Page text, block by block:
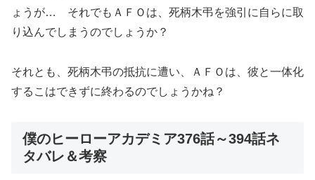
ょうが… それでもＡＦＯは、死柄木弔を強引に自らに取
り込んでしまうのでしょうか？
それとも、死柄木弔の抵抗に遭い、ＡＦＯは、彼と一体化
するこはできずに終わるのでしょうかね？
僕のヒーローアカデミア376話～394話ネ
タバレ＆考察